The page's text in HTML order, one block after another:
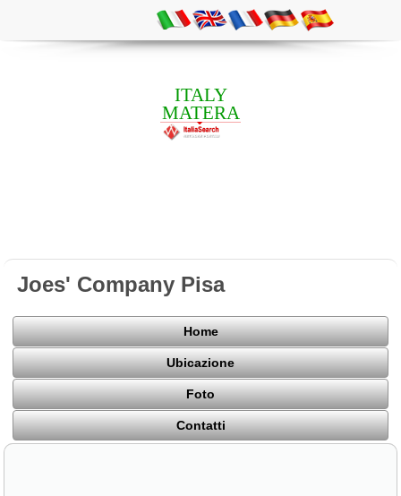
ITALY
MATERA
Joes' Company Pisa
Home
Ubicazione
Foto
Contatti